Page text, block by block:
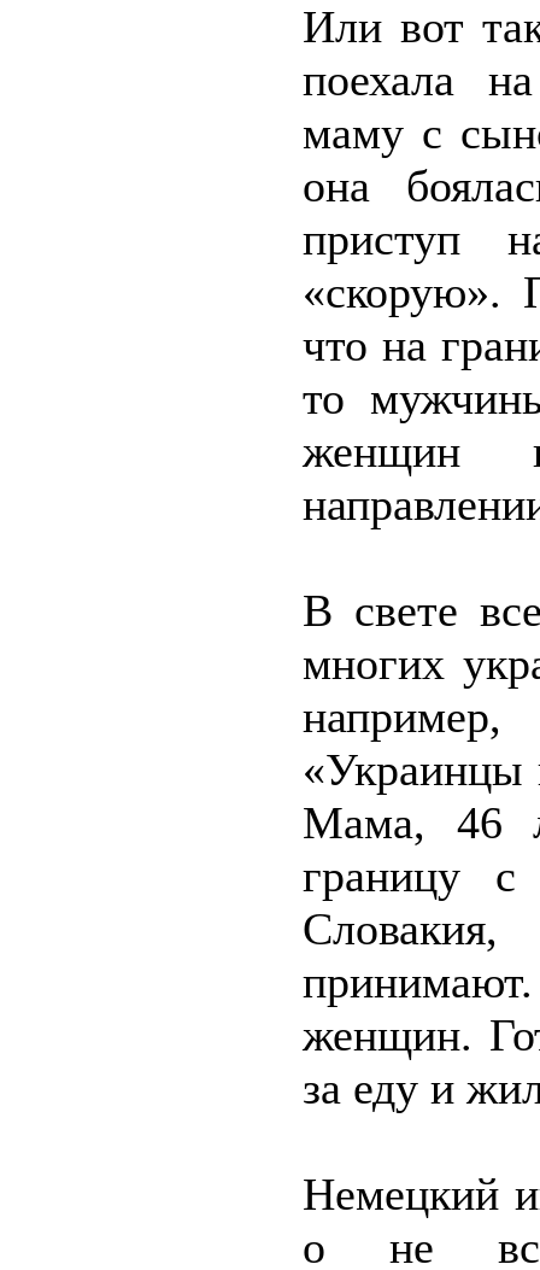
Или вот
поехала
маму с
она
приступ
«скорую».
что на
то
женщин
В свете
многих
«Украинцы
Мама, 46
границу
женщин.
за еду и
Немецкий
о не